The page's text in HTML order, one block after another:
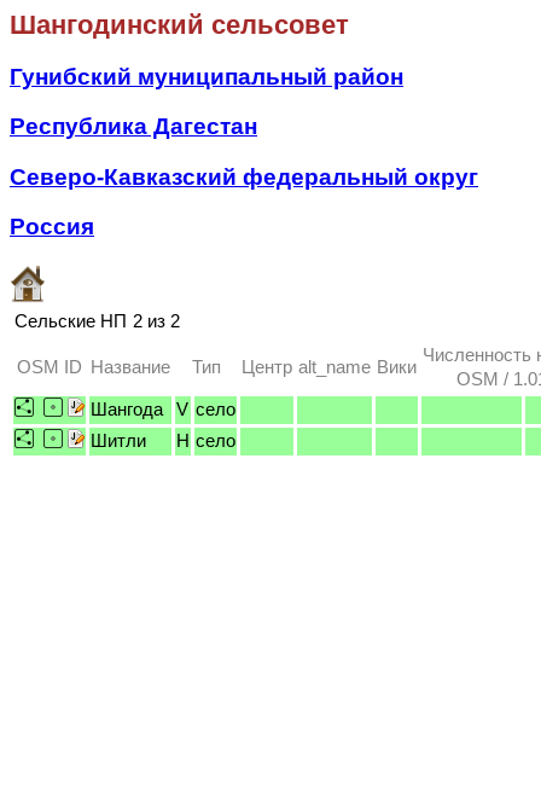
Шангодинский сельсовет
Гунибский муниципальный район
Республика Дагестан
Северо-Кавказский федеральный округ
Россия
Сельские НП 2 из 2
OSM ID Название Тип Центр alt_name Вики
Численность
OSM /
Шангода
V село
Шитли
H село